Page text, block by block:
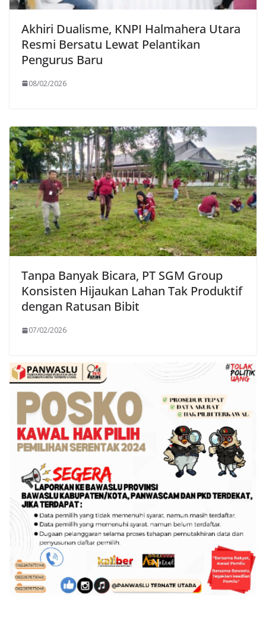
Akhiri Dualisme, KNPI Halmahera Utara
Resmi Bersatu Lewat Pelantikan
Pengurus Baru
08/02/2026
Tanpa Banyak Bicara, PT SGM Group
Konsisten Hijaukan Lahan Tak Produktif
dengan Ratusan Bibit
07/02/2026